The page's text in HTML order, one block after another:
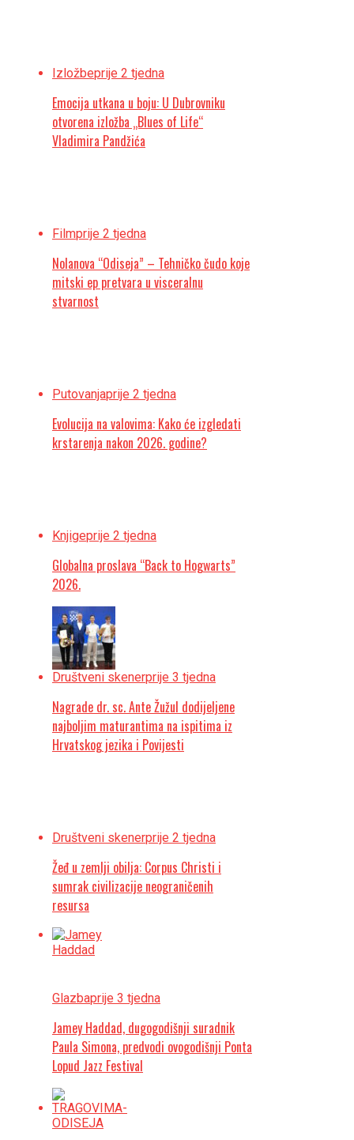
Izložbeprije 2 tjedna
Emocija utkana u boju: U Dubrovniku
otvorena izložba „Blues of Life“
Vladimira Pandžića
Filmprije 2 tjedna
Nolanova “Odiseja” – Tehničko čudo koje
mitski ep pretvara u visceralnu
stvarnost
Putovanjaprije 2 tjedna
Evolucija na valovima: Kako će izgledati
krstarenja nakon 2026. godine?
Knjigeprije 2 tjedna
Globalna proslava “Back to Hogwarts”
2026.
Društveni skenerprije 3 tjedna
Nagrade dr. sc. Ante Žužul dodijeljene
najboljim maturantima na ispitima iz
Hrvatskog jezika i Povijesti
Društveni skenerprije 2 tjedna
Žeđ u zemlji obilja: Corpus Christi i
sumrak civilizacije neograničenih
resursa
Glazbaprije 3 tjedna
Jamey Haddad, dugogodišnji suradnik
Paula Simona, predvodi ovogodišnji Ponta
Lopud Jazz Festival